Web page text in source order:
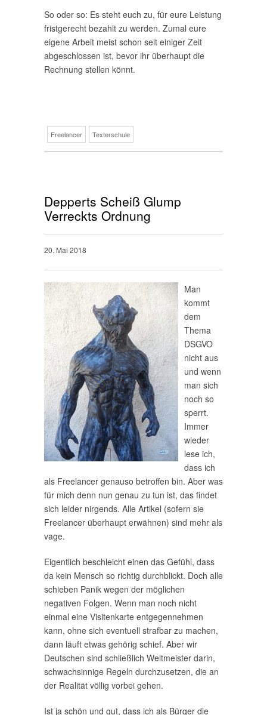
So oder so: Es steht euch zu, für eure Leistung
fristgerecht bezahlt zu werden. Zumal eure
eigene Arbeit meist schon seit einiger Zeit
abgeschlossen ist, bevor ihr überhaupt die
Rechnung stellen könnt.
Freelancer Texterschule
Depperts Scheiß Glump
Verreckts Ordnung
20. Mai 2018
Man
kommt
dem
Thema
DSGVO
nicht aus
und wenn
man sich
noch so
sperrt.
Immer
wieder
lese ich,
dass ich
als Freelancer genauso betroffen bin. Aber was
für mich denn nun genau zu tun ist, das findet
sich leider nirgends. Alle Artikel (sofern sie
Freelancer überhaupt erwähnen) sind mehr als
vage.
Eigentlich beschleicht einen das Gefühl, dass
da kein Mensch so richtig durchblickt. Doch alle
schieben Panik wegen der möglichen
negativen Folgen. Wenn man noch nicht
einmal eine Visitenkarte entgegennehmen
kann, ohne sich eventuell strafbar zu machen,
dann läuft etwas gehörig schief. Aber wir
Deutschen sind schließlich Weltmeister darin,
schwachsinnige Regeln durchzusetzen, die an
der Realität völlig vorbei gehen.
Ist ja schön und gut, dass ich als Bürger die